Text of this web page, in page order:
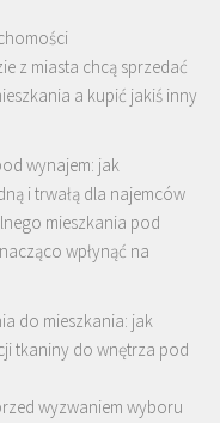
z miasta chcą sprzedać
a kupić jakiś inny
wynajem: jak
i trwałą dla najemców
mieszkania pod
wpłynąć na
do mieszkania: jak
tkaniny do wnętrza pod
wyzwaniem wyboru